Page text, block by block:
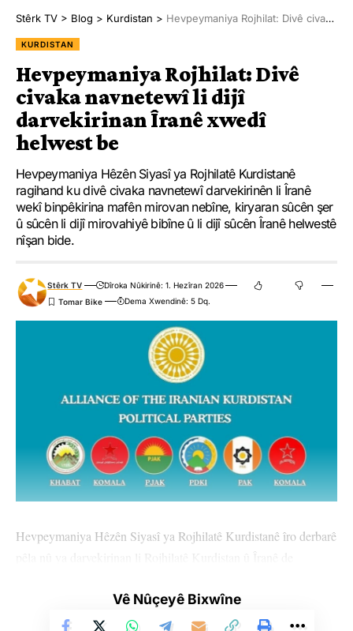
Stêrk TV > Blog > Kurdistan > Hevpeymaniya Rojhilat: Divê civaka navnetewî li dijî darvekirinan Îranê xwedî helwest be
KURDISTAN
Hevpeymaniya Rojhilat: Divê
civaka navnetewî li dijî
darvekirinan Îranê xwedî
helwest be
Hevpeymaniya Hêzên Siyasî ya Rojhilatê Kurdistanê
ragihand ku divê civaka navnetewî darvekirinên li Îranê
wekî binpêkirina mafên mirovan nebîne, kiryaran sûcên şer
û sûcên li dijî mirovahiyê bibîne û li dijî sûcên Îranê helwestê
nîşan bide.
Stêrk TV
Dîroka Nûkirinê: 1. Hezîran 2026
Dema Xwendinê: 5 Dq.
Hevpeymaniya Hêzên Siyasî ya Rojhilatê Kurdistanê îro derbarê
pêla nû ya darvekirinan li Rojhilatê Kurdistan û Îranê de
Di daxuyaniyê de ev tişt hatin parvekirin:
Vê Nûçeyê Bixwîne